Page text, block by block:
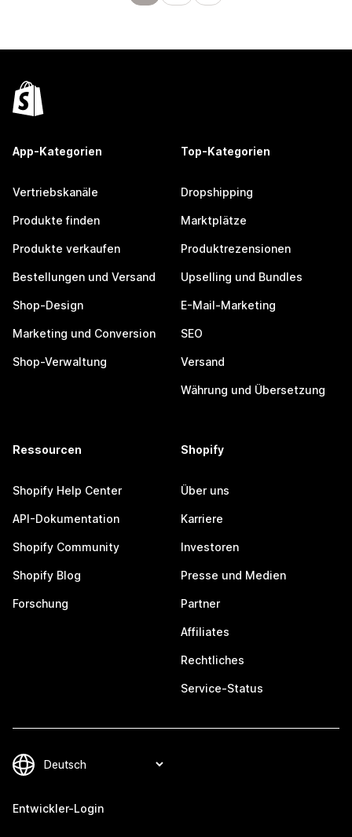
App-Kategorien
Vertriebskanäle
Produkte finden
Produkte verkaufen
Bestellungen und Versand
Shop-Design
Marketing und Conversion
Shop-Verwaltung
Top-Kategorien
Dropshipping
Marktplätze
Produktrezensionen
Upselling und Bundles
E-Mail-Marketing
SEO
Versand
Währung und Übersetzung
Ressourcen
Shopify Help Center
API-Dokumentation
Shopify Community
Shopify Blog
Forschung
Shopify
Über uns
Karriere
Investoren
Presse und Medien
Partner
Affiliates
Rechtliches
Service-Status
Entwickler-Login